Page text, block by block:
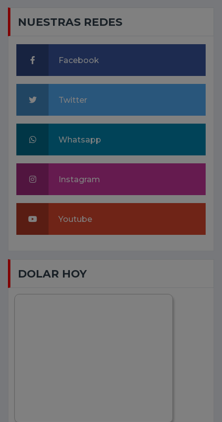
NUESTRAS REDES
Facebook
Twitter
Whatsapp
Instagram
Youtube
DOLAR HOY